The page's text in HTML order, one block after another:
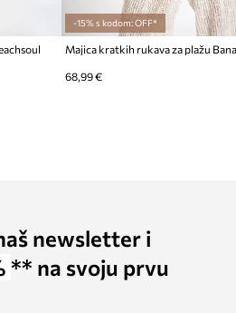
-15% s kodom: OFF*
68,99 €
newsletter i
** na svoju prvu